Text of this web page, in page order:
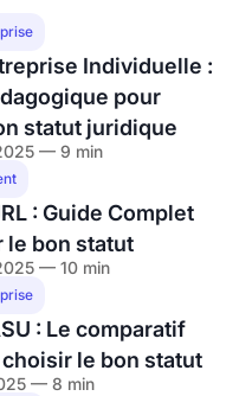
Individuelle :
pour
statut juridique
— 9 min
: Guide Complet
le bon statut
— 10 min
: Le comparatif
le bon statut
— 8 min